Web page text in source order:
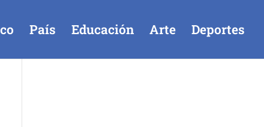
País Educación Arte Deportes